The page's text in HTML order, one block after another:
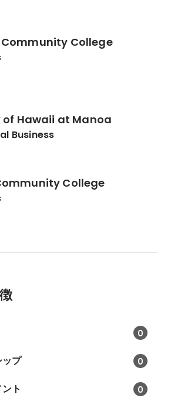
College
of Hawaii at Manoa
Business
College
0
ップ 0
ト 0